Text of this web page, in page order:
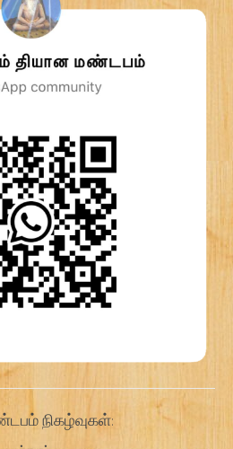
நிகழ்வுகள்: